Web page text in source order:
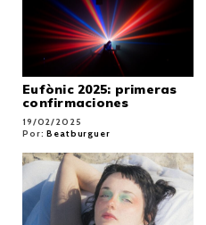
Eufònic 2025: primeras
confirmaciones
19/02/2025
Por:Beatburguer